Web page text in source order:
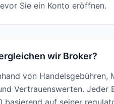
Sie ein Konto eröffnen.
wir Broker?
von
Vertrauenswerten.
basierend auf seiner